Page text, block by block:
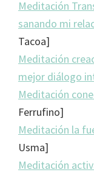
Meditación
sanando mi
Tacoa]
Meditación
mejor diálogo
Meditación
Ferrufino]
Meditación la
Usma]
Meditación